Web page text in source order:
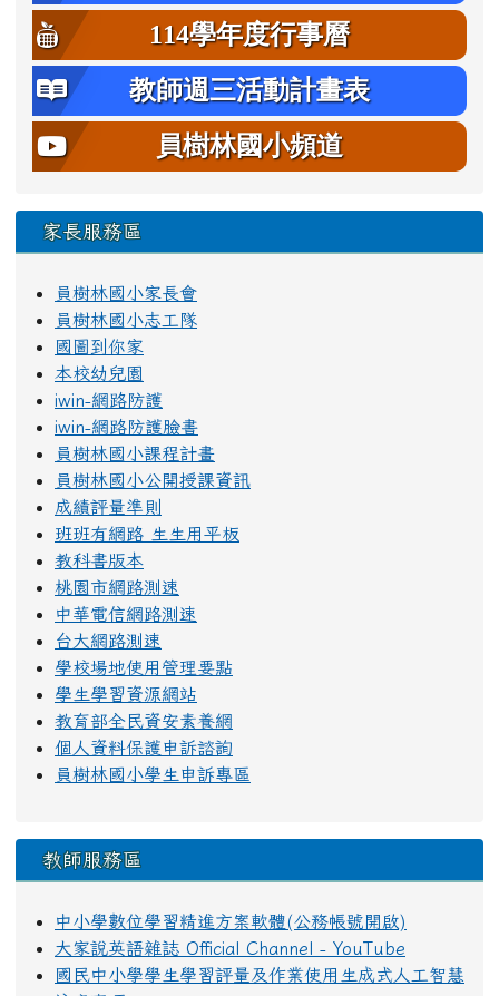
114學年度行事曆
教師週三活動計畫表
員樹林國小頻道
家長服務區
員樹林國小家長會
員樹林國小志工隊
國圖到你家
本校幼兒園
iwin-網路防護
iwin-網路防護臉書
員樹林國小課程計畫
員樹林國小公開授課資訊
成績評量準則
班班有網路 生生用平板
教科書版本
桃園市網路測速
中華電信網路測速
台大網路測速
學校場地使用管理要點
學生學習資源網站
教育部全民資安素養網
個人資料保護申訴諮詢
員樹林國小學生申訴專區
教師服務區
中小學數位學習精進方案軟體(公務帳號開啟)
大家說英語雜誌 Official Channel - YouTube
國民中小學學生學習評量及作業使用生成式人工智慧